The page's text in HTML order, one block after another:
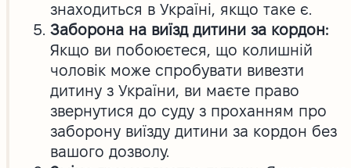
знаходиться в Україні, якщо таке є.
Заборона на виїзд дитини за кордон:
Якщо ви побоюєтеся, що колишній
чоловік може спробувати вивезти
дитину з України, ви маєте право
звернутися до суду з проханням про
заборону виїзду дитини за кордон без
вашого дозволу.